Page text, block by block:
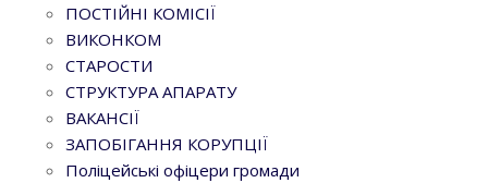
ПОСТІЙНІ КОМІСІЇ
ВИКОНКОМ
СТАРОСТИ
СТРУКТУРА АПАРАТУ
ВАКАНСІЇ
ЗАПОБІГАННЯ КОРУПЦІЇ
Поліцейські офіцери громади